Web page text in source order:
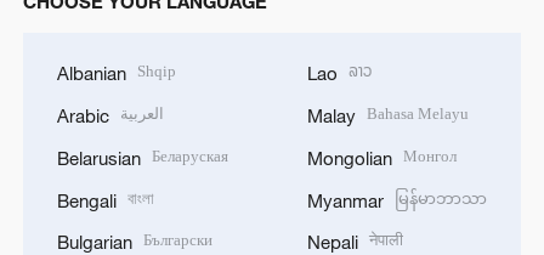
Albanian Shqip
Arabic العربية
Belarusian Беларуская
Bengali বাংলা
Bulgarian Български
Lao ລາວ
Malay Bahasa Melayu
Mongolian Монгол
Myanmar မြန်မာဘာသာ
Nepali नेपाली